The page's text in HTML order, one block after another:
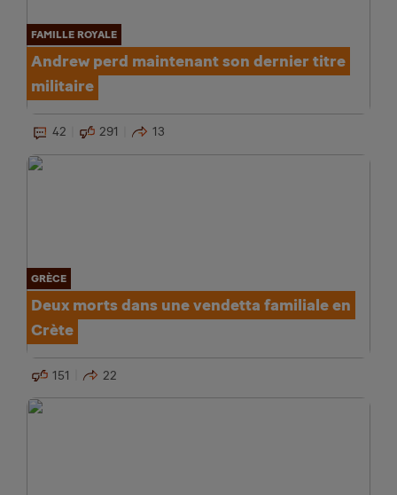
FAMILLE ROYALE
Andrew perd maintenant son dernier titre
militaire
42 291 13
GRÈCE
Deux morts dans une vendetta familiale en
Crète
151 22